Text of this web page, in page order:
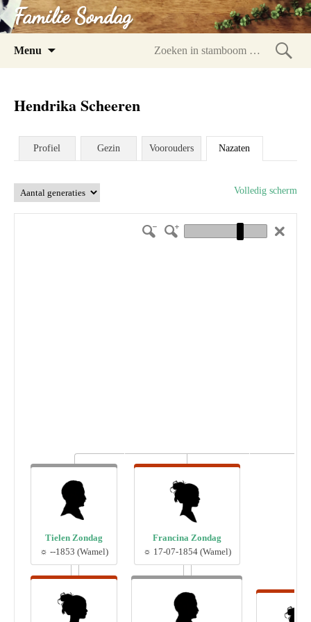
Familie Sondag
Menu
Hendrika Scheeren
Profiel Gezin Voorouders Nazaten
Volledig scherm
Tielen Zondag
☼ --1853 (Wamel)
Francina Zondag
☼ 17-07-1854 (Wamel)